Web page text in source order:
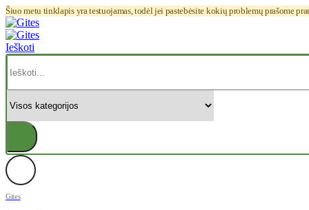
Šiuo metu tinklapis yra testuojamas, todėl jei pastebėsite kokių problemų prašome
Ieškoti
Gites